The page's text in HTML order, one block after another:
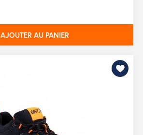
AJOUTER AU PANIER